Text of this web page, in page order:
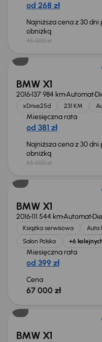
od 268 zł
Najniższa cena z 30 dni
obniżką
46 000 zł
Taniej o 1 000 zł
BMW X1
2016137 984 kmAutomat
xDrive25d 231 KM
Miesięczna rata
od 381 zł
Najniższa cena z 30 dni
obniżką
65 000 zł
BMW X1
2016111 544 kmAutomat
Książka serwisowa Auta
Salon Polska
+6
Miesięczna rata
od 399 zł
Cena
67 000 zł
BMW X1